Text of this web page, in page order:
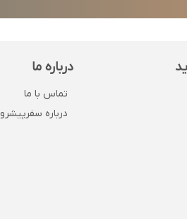
درباره ما
تماس با ما
درباره سفرپیشرو